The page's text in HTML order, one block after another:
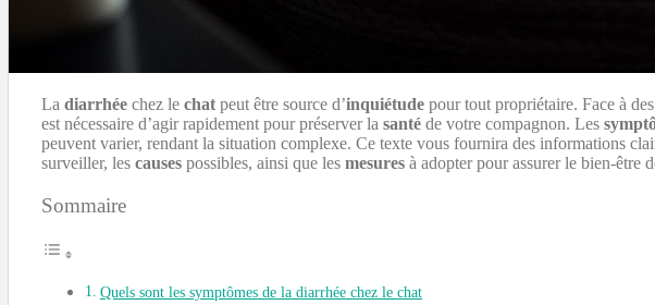
La diarrhée chez le chat peut être source d’inquiétude pour tout propriétaire. Face à des
est nécessaire d’agir rapidement pour préserver la santé de votre compagnon. Les
peuvent varier, rendant la situation complexe. Ce texte vous fournira des informations
surveiller, les causes possibles, ainsi que les mesures à adopter pour assurer le bien-être
Sommaire
Quels sont les symptômes de la diarrhée chez le chat